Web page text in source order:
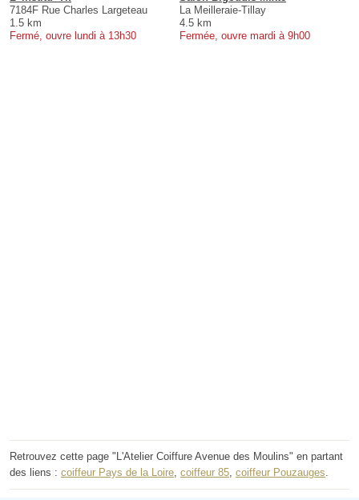
7184F Rue Charles Largeteau
1.5 km
Fermé, ouvre lundi à 13h30
La Meilleraie-Tillay
4.5 km
Fermée, ouvre mardi à 9h00
Retrouvez cette page "L'Atelier Coiffure Avenue des Moulins" en partant
des liens : coiffeur Pays de la Loire, coiffeur 85, coiffeur Pouzauges.